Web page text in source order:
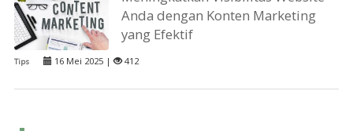
Anda dengan Konten Marketing
yang Efektif
Tips 16 Mei 2025 | 412